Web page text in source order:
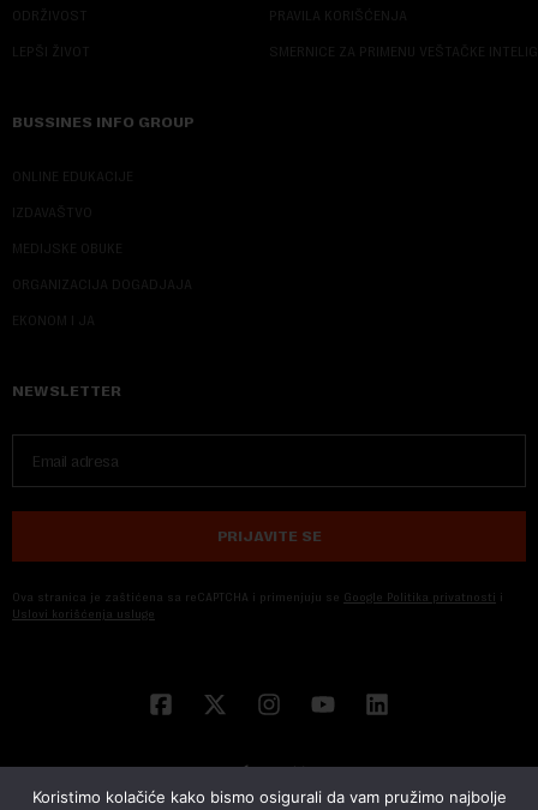
ODRŽIVOST
LEPŠI ŽIVOT
PRAVILA KORIŠĆENJA
SMERNICE ZA PRIMENU VEŠTAČKE
BUSSINES INFO GROUP
ONLINE EDUKACIJE
IZDAVAŠTVO
MEDIJSKE OBUKE
ORGANIZACIJA DOGADJAJA
EKONOM I JA
NEWSLETTER
PRIJAVITE SE
Ova stranica je zaštićena sa reCAPTCHA i primenjuju se Google Politika privatnosti i
Uslovi korišćenja usluge
Koristimo kolačiće kako bismo osigurali da vam pružimo najbolje